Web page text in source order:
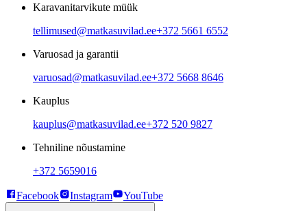
Karavanitarvikute müük
tellimused@matkasuvilad.ee+372 5661 6552
Varuosad ja garantii
varuosad@matkasuvilad.ee+372 5668 8646
Kauplus
kauplus@matkasuvilad.ee+372 520 9827
Tehniline nõustamine
+372 5659016
Facebook Instagram YouTube